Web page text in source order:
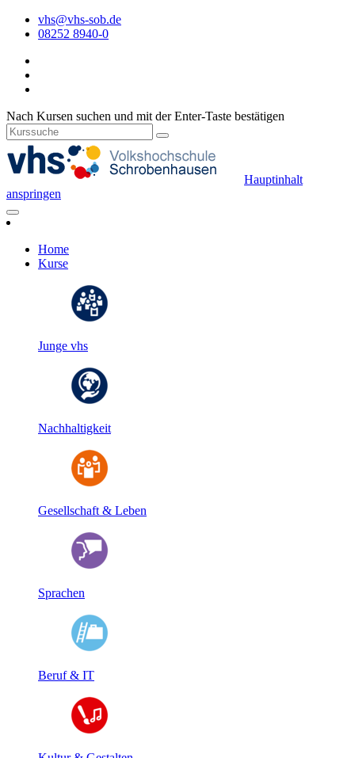
vhs@vhs-sob.de
08252 8940-0
Nach Kursen suchen und mit der Enter-Taste bestätigen
Hauptinhalt
anspringen
Home
Kurse
Junge vhs
Nachhaltigkeit
Gesellschaft & Leben
Sprachen
Beruf & IT